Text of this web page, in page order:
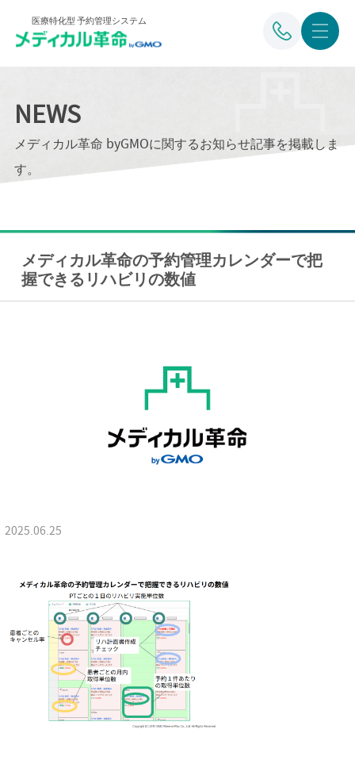
医療特化型 予約管理システム
NEWS
メディカル革命 byGMOに関するお知らせ記事を掲載しま
す。
メディカル革命の予約管理カレンダーで把
握できるリハビリの数値
2025.06.25